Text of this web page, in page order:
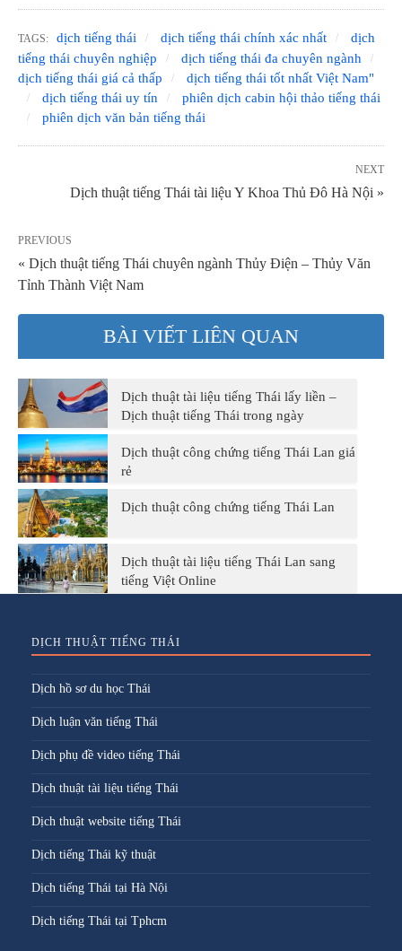
TAGS: dịch tiếng thái dịch tiếng thái chính xác nhất
dịch
tiếng thái chuyên nghiệp
dịch tiếng thái đa chuyên ngành
dịch tiếng thái giá cả thấp
dịch tiếng thái tốt nhất Việt Nam"
dịch tiếng thái uy tín
phiên dịch cabin hội thảo tiếng thái
phiên dịch văn bản tiếng thái
NEXT
Dịch thuật tiếng Thái tài liệu Y Khoa Thủ Đô Hà Nội »
PREVIOUS
« Dịch thuật tiếng Thái chuyên ngành Thủy Điện – Thủy Văn
Tỉnh Thành Việt Nam
BÀI VIẾT LIÊN QUAN
Dịch thuật tài liệu tiếng Thái lấy liền –
Dịch thuật tiếng Thái trong ngày
Dịch thuật công chứng tiếng Thái Lan giá
rẻ
Dịch thuật công chứng tiếng Thái Lan
Dịch thuật tài liệu tiếng Thái Lan sang
tiếng Việt Online
DỊCH THUẬT TIẾNG THÁI
Dịch hồ sơ du học Thái
Dịch luận văn tiếng Thái
Dịch phụ đề video tiếng Thái
Dịch thuật tài liệu tiếng Thái
Dịch thuật website tiếng Thái
Dịch tiếng Thái kỹ thuật
Dịch tiếng Thái tại Hà Nội
Dịch tiếng Thái tại Tphcm